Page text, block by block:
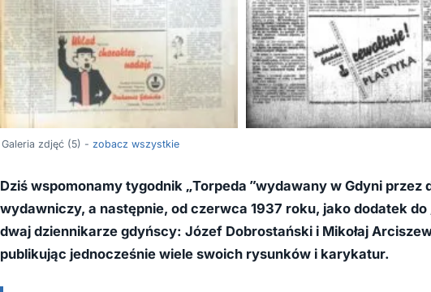
Galeria zdjęć (5) - zobacz wszystkie
Dziś wspomonamy tygodnik „Torpeda ”wydawany w Gdyni
wydawniczy, a następnie, od czerwca 1937 roku, jako dodatek
dwaj dziennikarze gdyńscy: Józef Dobrostański i Mikołaj
publikując jednocześnie wiele swoich rysunków i karykatur.